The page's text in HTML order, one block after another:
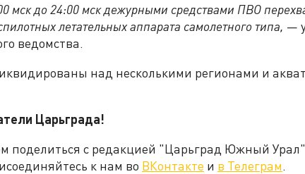
мск до 24:00 мск дежурными средствами ПВО
летательных аппарата самолетного типа, —
ведомства.
над несколькими регионами и
Царьграда!
поделиться с редакцией "Царьград Южный
к нам во ВКонтакте и в Телеграм.